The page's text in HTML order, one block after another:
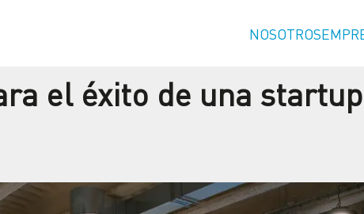
NOSOTROS
el éxito de una